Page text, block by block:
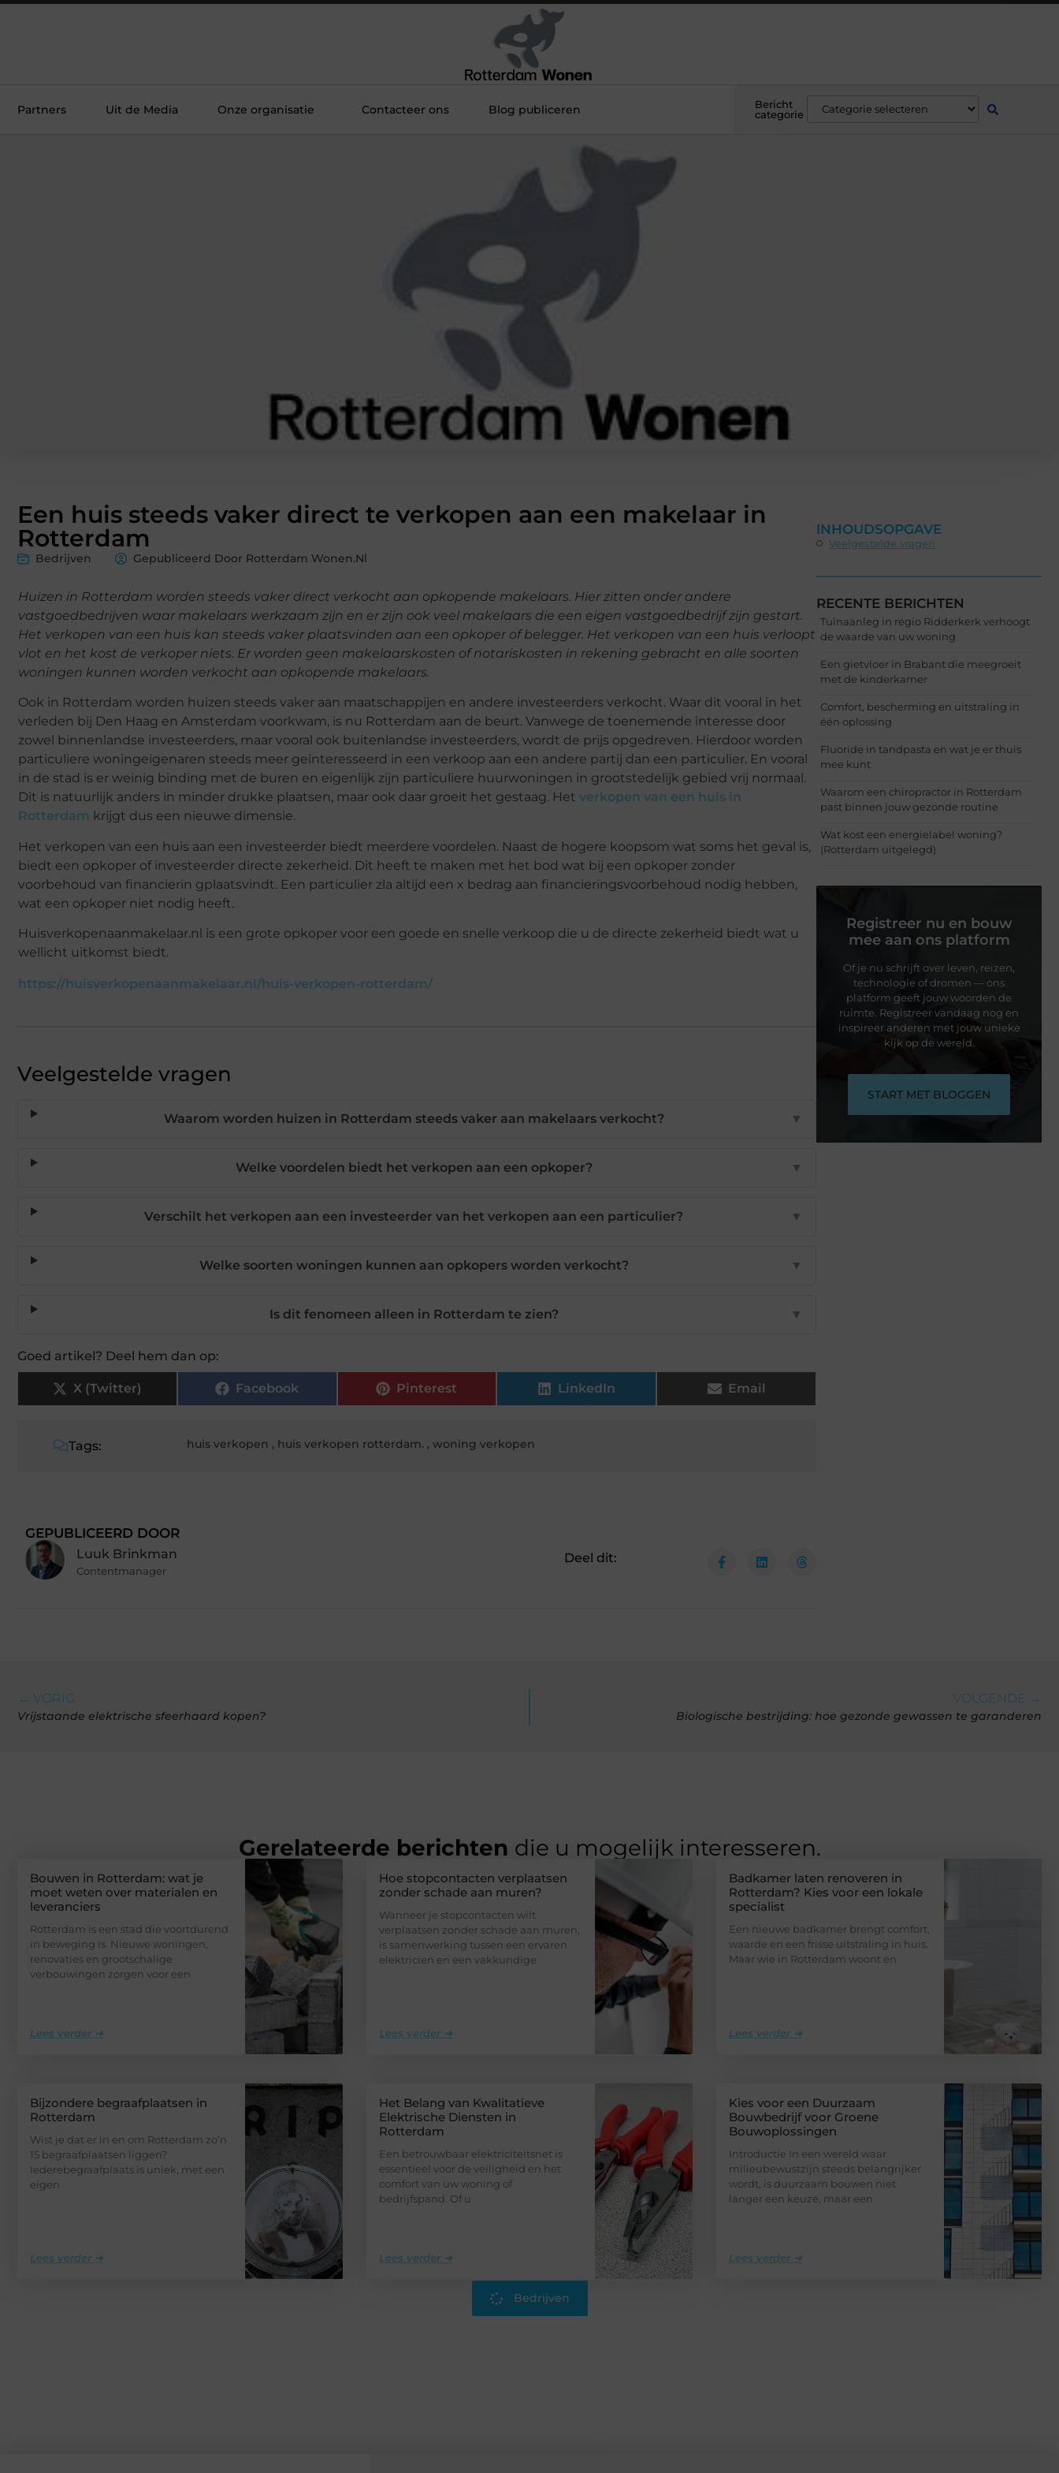
Partners Uit de Media Onze organisatie Contacteer ons Blog publiceren
Bericht
categorie
Een huis steeds vaker direct te verkopen aan een makelaar in
Rotterdam
Bedrijven Gepubliceerd Door Rotterdam Wonen.nl
Huizen in Rotterdam worden steeds vaker direct verkocht aan opkopende makelaars. Hier zitten onder andere
vastgoedbedrijven waar makelaars werkzaam zijn en er zijn ook veel makelaars die een eigen vastgoedbedrijf zijn gestart.
Het verkopen van een huis kan steeds vaker plaatsvinden aan een opkoper of belegger. Het verkopen van een huis verloopt
vlot en het kost de verkoper niets. Er worden geen makelaarskosten of notariskosten in rekening gebracht en alle soorten
woningen kunnen worden verkocht aan opkopende makelaars.
Ook in Rotterdam worden huizen steeds vaker aan maatschappijen en andere investeerders verkocht. Waar dit vooral in het
verleden bij Den Haag en Amsterdam voorkwam, is nu Rotterdam aan de beurt. Vanwege de toenemende interesse door
zowel binnenlandse investeerders, maar vooral ook buitenlandse investeerders, wordt de prijs opgedreven. Hierdoor worden
particuliere woningeigenaren steeds meer geïnteresseerd in een verkoop aan een andere partij dan een particulier. En vooral
in de stad is er weinig binding met de buren en eigenlijk zijn particuliere huurwoningen in grootstedelijk gebied vrij normaal.
Dit is natuurlijk anders in minder drukke plaatsen, maar ook daar groeit het gestaag. Het verkopen van een huis in
Rotterdam krijgt dus een nieuwe dimensie.
Het verkopen van een huis aan een investeerder biedt meerdere voordelen. Naast de hogere koopsom wat soms het geval is,
biedt een opkoper of investeerder directe zekerheid. Dit heeft te maken met het bod wat bij een opkoper zonder
voorbehoud van financierin gplaatsvindt. Een particulier zla altijd een x bedrag aan financieringsvoorbehoud nodig hebben,
wat een opkoper niet nodig heeft.
Huisverkopenaanmakelaar.nl is een grote opkoper voor een goede en snelle verkoop die u de directe zekerheid biedt wat u
wellicht uitkomst biedt.
https://huisverkopenaanmakelaar.nl/huis-verkopen-rotterdam/
Veelgestelde vragen
Waarom worden huizen in Rotterdam steeds vaker aan makelaars verkocht? ▼
Welke voordelen biedt het verkopen aan een opkoper? ▼
Verschilt het verkopen aan een investeerder van het verkopen aan een particulier? ▼
Welke soorten woningen kunnen aan opkopers worden verkocht? ▼
Is dit fenomeen alleen in Rotterdam te zien? ▼
Goed artikel? Deel hem dan op:
X (Twitter) Facebook Pinterest LinkedIn Email
Tags: huis verkopen , huis verkopen rotterdam. , woning verkopen
GEPUBLICEERD DOOR
Luuk Brinkman
Contentmanager
Deel dit:
INHOUDSOPGAVE
Veelgestelde vragen
RECENTE BERICHTEN
Tuinaanleg in regio Ridderkerk verhoogt
de waarde van uw woning
Een gietvloer in Brabant die meegroeit
met de kinderkamer
Comfort, bescherming en uitstraling in
één oplossing
Fluoride in tandpasta en wat je er thuis
mee kunt
Waarom een chiropractor in Rotterdam
past binnen jouw gezonde routine
Wat kost een energielabel woning?
(Rotterdam uitgelegd)
Registreer nu en bouw
mee aan ons platform
Of je nu schrijft over leven, reizen,
technologie of dromen — ons
platform geeft jouw woorden de
ruimte. Registreer vandaag nog en
inspireer anderen met jouw unieke
kijk op de wereld.
START MET BLOGGEN
← VORIG
Vrijstaande elektrische sfeerhaard kopen?
VOLGENDE →
Biologische bestrijding: hoe gezonde gewassen te garanderen
Gerelateerde berichten die u mogelijk interesseren.
Bouwen in Rotterdam: wat je
moet weten over materialen en
leveranciers
Rotterdam is een stad die voortdurend
in beweging is. Nieuwe woningen,
renovaties en grootschalige
verbouwingen zorgen voor een
Lees verder ➜
Hoe stopcontacten verplaatsen
zonder schade aan muren?
Wanneer je stopcontacten wilt
verplaatsen zonder schade aan muren,
is samenwerking tussen een ervaren
elektricien en een vakkundige
Lees verder ➜
Badkamer laten renoveren in
Rotterdam? Kies voor een lokale
specialist
Een nieuwe badkamer brengt comfort,
waarde en een frisse uitstraling in huis.
Maar wie in Rotterdam woont en
Lees verder ➜
Bijzondere begraafplaatsen in
Rotterdam
Wist je dat er in en om Rotterdam zo’n
15 begraafplaatsen liggen?
Iederebegraafplaats is uniek, met een
eigen
Lees verder ➜
Het Belang van Kwalitatieve
Elektrische Diensten in
Rotterdam
Een betrouwbaar elektriciteitsnet is
essentieel voor de veiligheid en het
comfort van uw woning of
bedrijfspand. Of u
Lees verder ➜
Kies voor een Duurzaam
Bouwbedrijf voor Groene
Bouwoplossingen
Introductie In een wereld waar
milieubewustzijn steeds belangrijker
wordt, is duurzaam bouwen niet
langer een keuze, maar een
Lees verder ➜
Bedrijven